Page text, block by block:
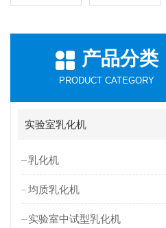
产品分类
PRODUCT CATEGORY
实验室乳化机
乳化机
均质乳化机
实验室中试型乳化机